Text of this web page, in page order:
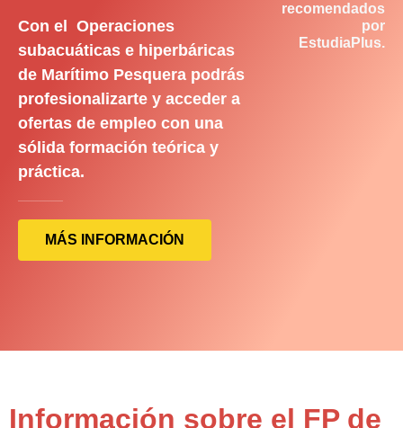
Con el Operaciones
subacuáticas e hiperbáricas
de Marítimo Pesquera podrás
profesionalizarte y acceder a
ofertas de empleo con una
sólida formación teórica y
práctica.
MÁS INFORMACIÓN
recomendados
por
EstudiaPlus.
Información sobre el FP de